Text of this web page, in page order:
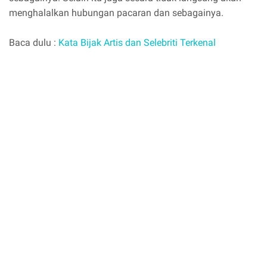
menghalalkan hubungan pacaran dan sebagainya.
Baca dulu : Kata Bijak Artis dan Selebriti Terkenal